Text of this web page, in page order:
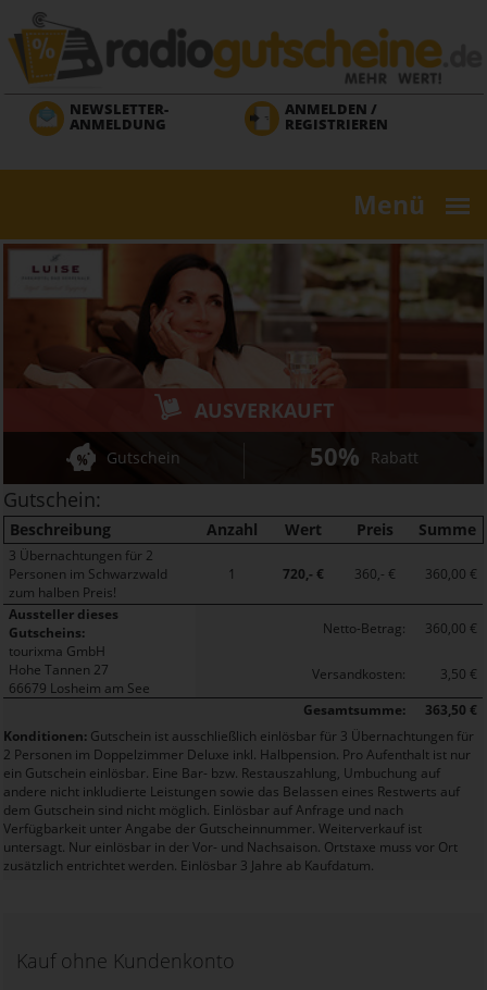
Direkt
zum
Inhalt
NEWSLETTER-
ANMELDUNG
ANMELDEN /
REGISTRIEREN
Menü
AUSVERKAUFT
Gutschein 50% Rabatt
Gutschein:
Beschreibung Anzahl Wert Preis Summe
3 Übernachtungen für 2
Personen im Schwarzwald
zum halben Preis!
1 720,- € 360,- € 360,00 €
Aussteller dieses
Gutscheins:
tourixma GmbH
Hohe Tannen 27
66679 Losheim am See
Netto-Betrag: 360,00 €
Versandkosten:
3,50 €
Gesamtsumme:
363,50 €
Konditionen: Gutschein ist ausschließlich einlösbar für 3 Übernachtungen für
2 Personen im Doppelzimmer Deluxe inkl. Halbpension. Pro Aufenthalt ist nur
ein Gutschein einlösbar. Eine Bar- bzw. Restauszahlung, Umbuchung auf
andere nicht inkludierte Leistungen sowie das Belassen eines Restwerts auf
dem Gutschein sind nicht möglich. Einlösbar auf Anfrage und nach
Verfügbarkeit unter Angabe der Gutscheinnummer. Weiterverkauf ist
untersagt. Nur einlösbar in der Vor- und Nachsaison. Ortstaxe muss vor Ort
zusätzlich entrichtet werden. Einlösbar 3 Jahre ab Kaufdatum.
Kauf ohne Kundenkonto